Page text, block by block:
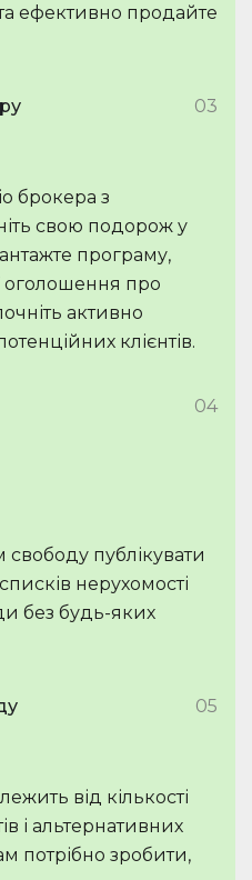
ефективно продайте
03
брокера з
свою подорож у
програму,
оголошення про
активно
клієнтів.
04
публікувати
нерухомості
без будь-яких
05
від кількості
і альтернативних
потрібно зробити,